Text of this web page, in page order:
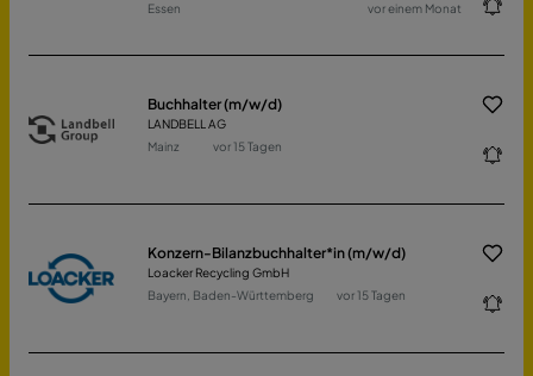
Essen
vor einem Monat
Buchhalter (m/w/d)
LANDBELL AG
Mainz
vor 15 Tagen
Konzern-Bilanzbuchhalter*in (m/w/d)
Loacker Recycling GmbH
Bayern, Baden-Württemberg
vor 15 Tagen